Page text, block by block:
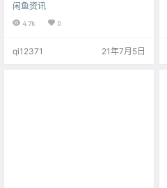
不能刷个单？ 老板，有没有粉丝可
以刷？ 能删差评吗？ 违规了，可以
方式，只是我们没有对外销售，但
闲鱼资讯
4.7k 0
qi12371 21年7月5日